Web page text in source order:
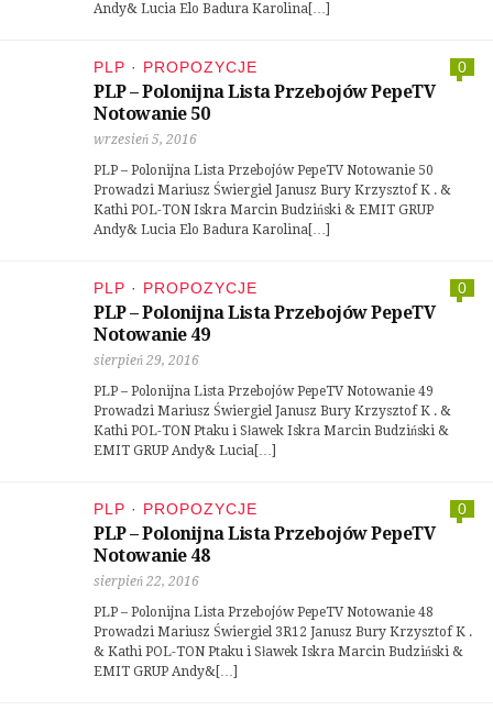
Andy& Lucia Elo Badura Karolina[…]
PLP · PROPOZYCJE 0
PLP – Polonijna Lista Przebojów PepeTV
Notowanie 50
wrzesień 5, 2016
PLP – Polonijna Lista Przebojów PepeTV Notowanie 50
Prowadzi Mariusz Świergiel Janusz Bury Krzysztof K . &
Kathi POL-TON Iskra Marcin Budziński & EMIT GRUP
Andy& Lucia Elo Badura Karolina[…]
PLP · PROPOZYCJE 0
PLP – Polonijna Lista Przebojów PepeTV
Notowanie 49
sierpień 29, 2016
PLP – Polonijna Lista Przebojów PepeTV Notowanie 49
Prowadzi Mariusz Świergiel Janusz Bury Krzysztof K . &
Kathi POL-TON Ptaku i Sławek Iskra Marcin Budziński &
EMIT GRUP Andy& Lucia[…]
PLP · PROPOZYCJE 0
PLP – Polonijna Lista Przebojów PepeTV
Notowanie 48
sierpień 22, 2016
PLP – Polonijna Lista Przebojów PepeTV Notowanie 48
Prowadzi Mariusz Świergiel 3R12 Janusz Bury Krzysztof K .
& Kathi POL-TON Ptaku i Sławek Iskra Marcin Budziński &
EMIT GRUP Andy&[…]